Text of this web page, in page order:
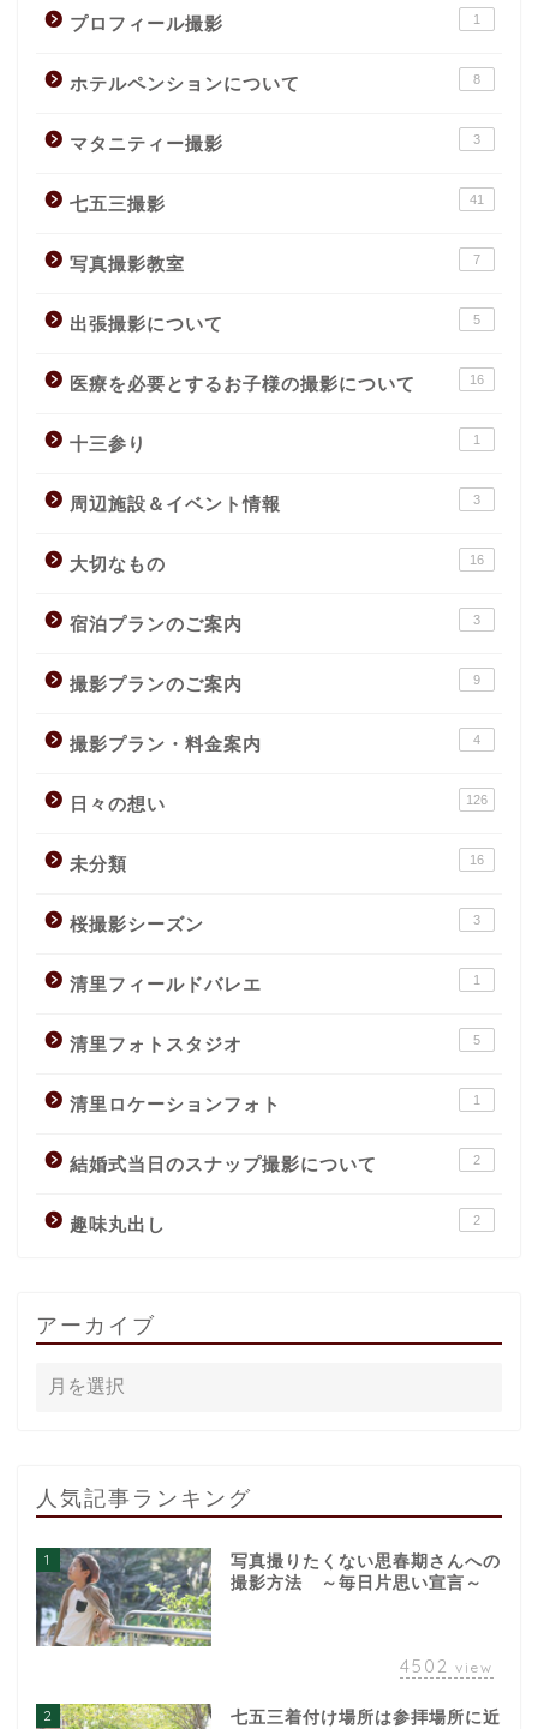
プロフィール撮影 1
ホテルペンションについて 8
マタニティー撮影 3
七五三撮影 41
写真撮影教室 7
出張撮影について 5
医療を必要とするお子様の撮影について 16
十三参り 1
周辺施設＆イベント情報 3
大切なもの 16
宿泊プランのご案内 3
撮影プランのご案内 9
撮影プラン・料金案内 4
日々の想い 126
未分類 16
桜撮影シーズン 3
清里フィールドバレエ 1
清里フォトスタジオ 5
清里ロケーションフォト 1
結婚式当日のスナップ撮影について 2
趣味丸出し 2
アーカイブ
人気記事ランキング
1
写真撮りたくない思春期さんへの
撮影方法 ～毎日片思い宣言～
4502 view
2
七五三着付け場所は参拝場所に近